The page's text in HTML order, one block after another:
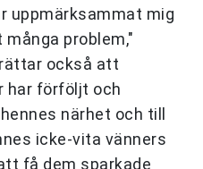
uppmärksammat mig
problem,"
också att
har förföljt och
närhet och till
icke-vita vänners
få dem sparkade